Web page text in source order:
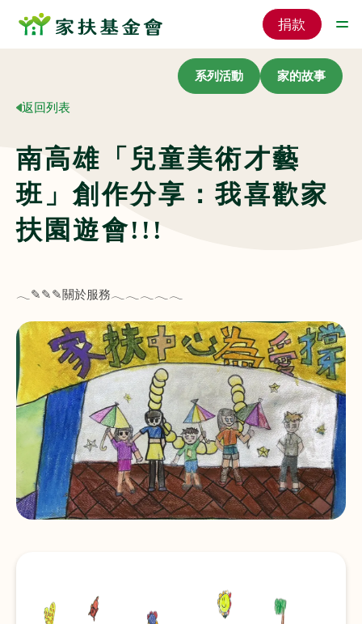
捐款
系列活動 家的故事
返回列表
南高雄「兒童美術才藝
班」創作分享：我喜歡家
扶園遊會!!!
𓂃✎✎✎關於服務𓂃𓂃𓂃𓂃𓂃